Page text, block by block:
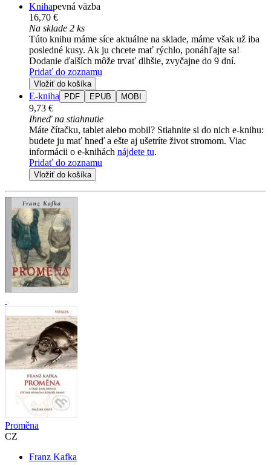
Knihapevná väzba
16,70 €
Na sklade 2 ks
Túto knihu máme síce aktuálne na sklade, máme však už iba
posledné kusy. Ak ju chcete mať rýchlo, ponáhľajte sa!
Dodanie ďalších môže trvať dlhšie, zvyčajne do 9 dní.
Pridať do zoznamu
Vložiť do košíka
E-kniha PDF EPUB MOBI
9,73 €
Ihneď na stiahnutie
Máte čítačku, tablet alebo mobil? Stiahnite si do nich e-knihu:
budete ju mať hneď a ešte aj ušetríte život stromom. Viac
informácii o e-knihách nájdete tu.
Pridať do zoznamu
Vložiť do košíka
Proměna
CZ
Franz Kafka